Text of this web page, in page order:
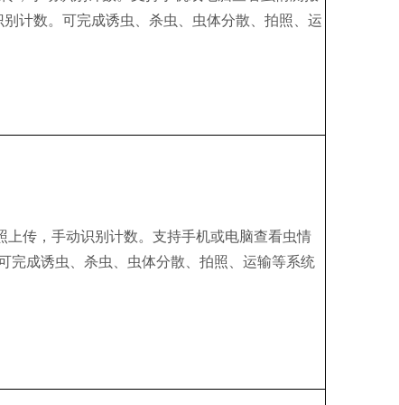
计数。可完成诱虫、杀虫、虫体分散、拍照、运
传，手动识别计数。支持手机或电脑查看虫情
完成诱虫、杀虫、虫体分散、拍照、运输等系统